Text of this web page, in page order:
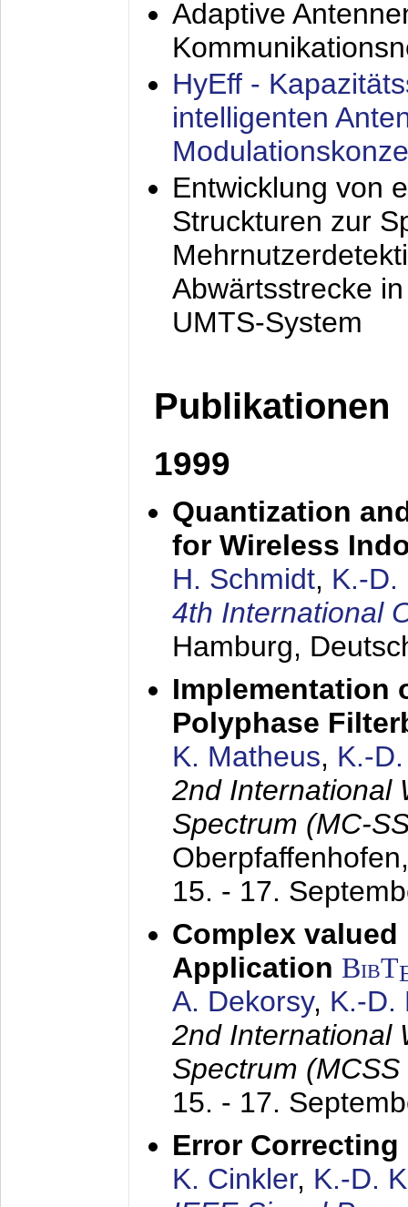
Adaptive
HyEff -
intelligenten
Entwicklung von
Struckturen zur
Abwärtsstrecke
UMTS-System
Publikationen
1999
Quantization
for Wireless
H. Schmidt, K.-D.
4th International
Hamburg,
Implementation
Polyphase
K. Matheus, K.-
2nd International
Spectrum (MC-
15. - 17.
Complex valued
Application BibT
A. Dekorsy, K.-D.
2nd International
Spectrum
15. - 17.
Error
K. Cinkler, K.-D.